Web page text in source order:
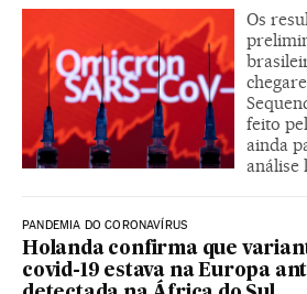
Os
feito
ainda
análise
PANDEMIA DO CORONAVÍRUS
Holanda confirma que
covid-19 estava na Europa